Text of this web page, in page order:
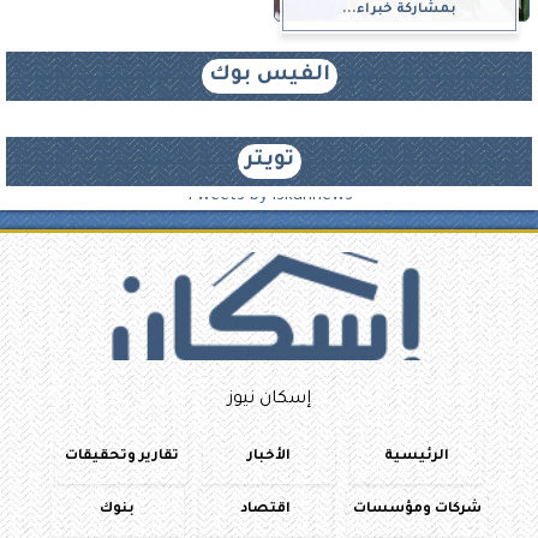
بمشاركة خبراء...
الفيس بوك
تويتر
Tweets by iskannews
إسكان نيوز
الرئيسية الأخبار تقارير وتحقيقات
شركات ومؤسسات اقتصاد بنوك